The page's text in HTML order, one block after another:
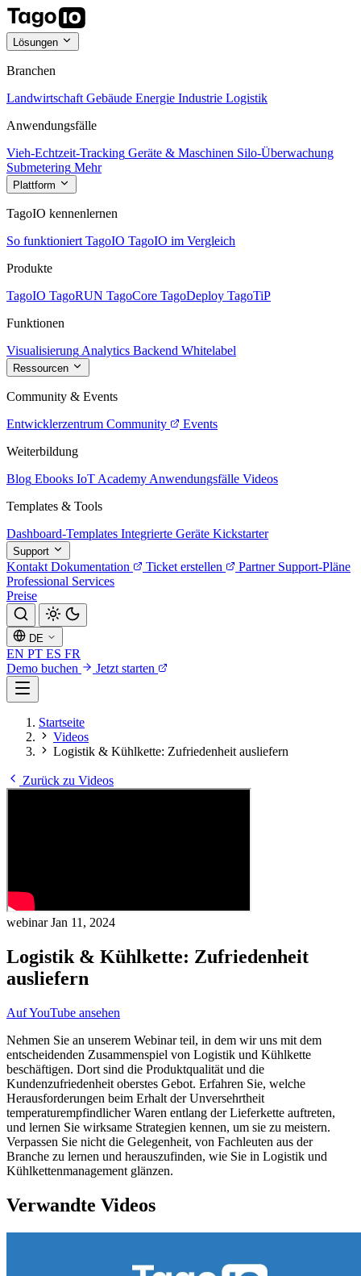
Lösungen
Branchen
Landwirtschaft Gebäude Energie Industrie Logistik
Anwendungsfälle
Vieh-Echtzeit-Tracking Geräte & Maschinen Silo-Überwachung
Submetering Mehr
Plattform
TagoIO kennenlernen
So funktioniert TagoIO TagoIO im Vergleich
Produkte
TagoIO TagoRUN TagoCore TagoDeploy TagoTiP
Funktionen
Visualisierung Analytics Backend Whitelabel
Ressourcen
Community & Events
Entwicklerzentrum Community
Events
Weiterbildung
Blog Ebooks IoT Academy Anwendungsfälle Videos
Templates & Tools
Dashboard-Templates Integrierte Geräte Kickstarter
Support
Kontakt Dokumentation Ticket erstellen Partner Support-Pläne
Professional Services
Preise
DE
EN PT ES FR
Demo buchen
Jetzt starten
Startseite
Videos
Logistik & Kühlkette: Zufriedenheit ausliefern
Zurück zu Videos
webinarJan 11, 2024
Logistik & Kühlkette: Zufriedenheit
ausliefern
Auf YouTube ansehen
Nehmen Sie an unserem Webinar teil, in dem wir uns mit dem
entscheidenden Zusammenspiel von Logistik und Kühlkette
beschäftigen. Dort sind die Produktqualität und die
Kundenzufriedenheit oberstes Gebot. Erfahren Sie, welche
Herausforderungen beim Erhalt der Unversehrtheit
temperaturempfindlicher Waren entlang der Lieferkette auftreten,
und lernen Sie wirksame Strategien kennen, um sie zu meistern.
Verpassen Sie nicht die Gelegenheit, von Fachleuten aus der
Branche zu lernen und herauszufinden, wie Sie in Logistik und
Kühlkettenmanagement glänzen.
Verwandte Videos